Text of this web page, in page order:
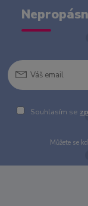
Souhlasím se
Můžete se